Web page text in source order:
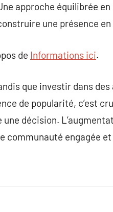
approche équilibrée
une présence
de Informations ici.
que investir dans
de popularité, c’est
décision.
communauté engagée